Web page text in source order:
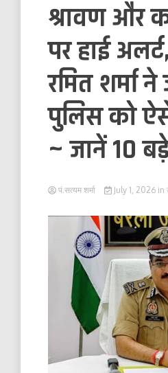
श्रावण और
पर हाई
रमित शर्मा
पुलिस को
~ जानें 10
पं.सत्यम शर्मा July 1, 2026 in